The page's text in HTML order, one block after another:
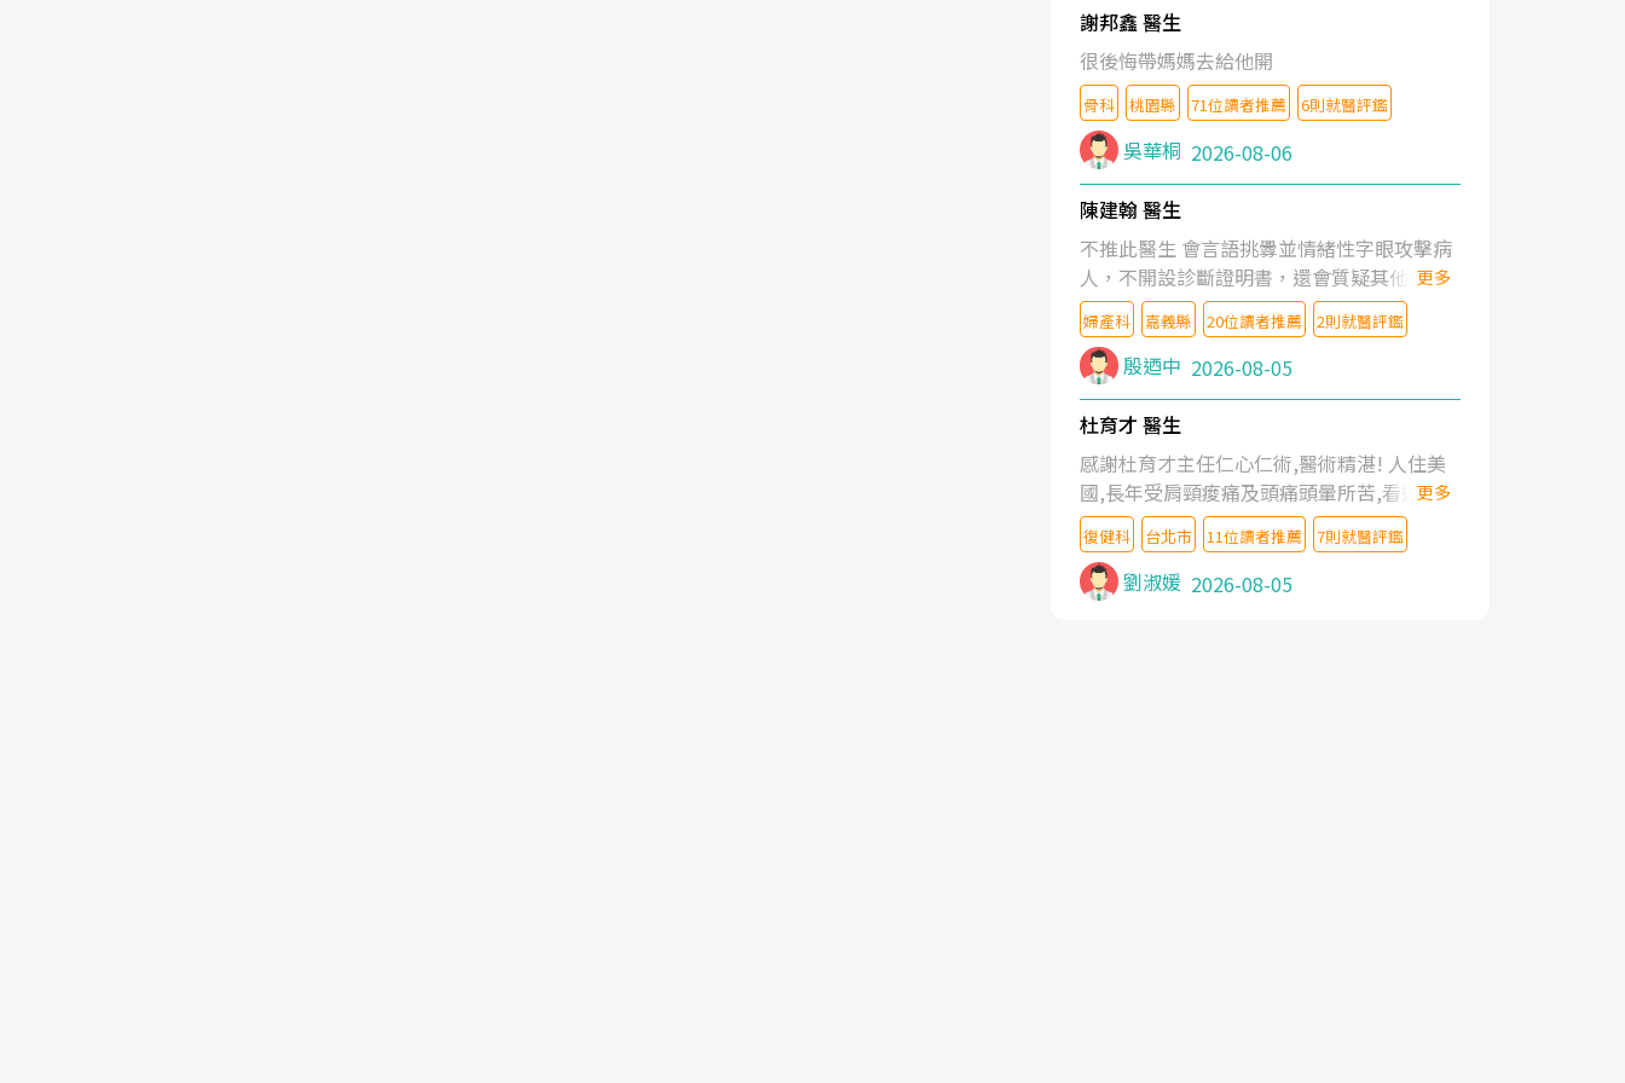
謝邦鑫 醫生
很後悔帶媽媽去給他開
骨科 桃園縣 71位讀者推薦 6則就醫評鑑
吳華桐 2026-08-06
陳建翰 醫生
不推此醫生 會言語挑釁並情緒性字眼攻擊病
人，不開設診斷證明書，還會質疑其他醫生
的判斷！
更多
婦產科 嘉義縣 20位讀者推薦 2則就醫評鑑
殷迺中 2026-08-05
杜育才 醫生
感謝杜育才主任仁心仁術,醫術精湛! 人住美
國,長年受肩頸痠痛及頭痛頭暈所苦,看遍名醫
教授,做了各種檢查,也嘗試過西醫打針,中醫
針灸及物理徒手治療都沒有用,後來連吃到嗎
啡類止痛藥都效果有限,只是壓症狀,沒多久就
痛起來,多年失眠嚴重影響生活品質. 台灣親
更多
復健科 台北市 11位讀者推薦 7則就醫評鑑
劉淑媛 2026-08-05